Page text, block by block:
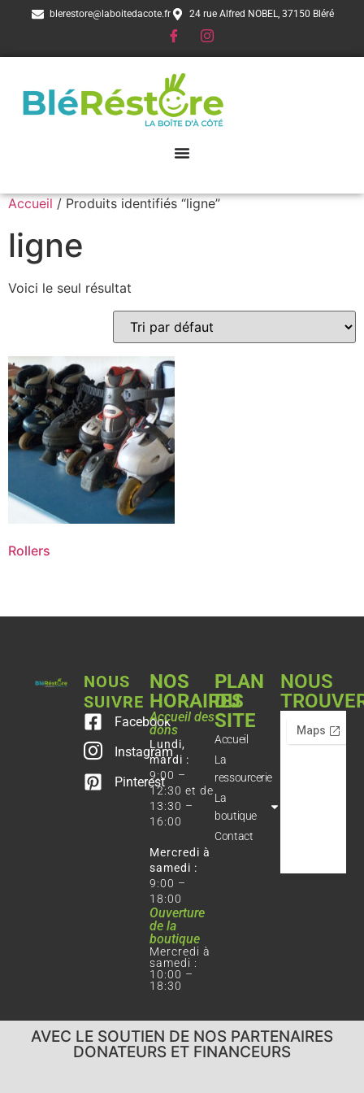
blerestore@laboitedacote.fr 24 rue Alfred NOBEL, 37150 Bléré
Accueil / Produits identifiés “ligne”
ligne
Voici le seul résultat
Rollers
NOUS
SUIVRE
Facebook
Instagram
Pinterest
NOS
HORAIRES
Accueil des
dons
Lundi,
mardi :
9:00 –
12:30 et de
13:30 –
16:00
Mercredi à
samedi :
9:00 –
18:00
Ouverture
de la
boutique
Mercredi à
samedi :
10:00 –
18:30
PLAN
DU
SITE
Accueil
La
ressourcerie
La
boutique
Contact
NOUS
AVEC LE SOUTIEN DE NOS PARTENAIRES
DONATEURS ET FINANCEURS